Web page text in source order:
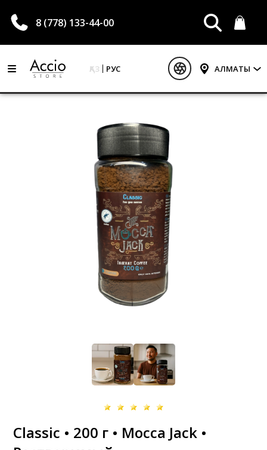
8 (778) 133-44-00
ҚАЗ РУС АЛМАТЫ
Classic • 200 г • Mocca Jack •